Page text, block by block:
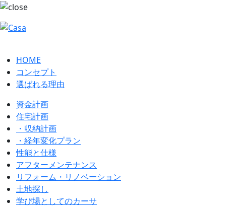
HOME
コンセプト
選ばれる理由
資金計画
住宅計画
・収納計画
・経年変化プラン
性能と仕様
アフターメンテナンス
リフォーム・リノベーション
土地探し
学び場としてのカーサ